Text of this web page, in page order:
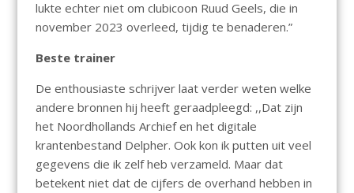
lukte echter niet om clubicoon Ruud Geels, die in
november 2023 overleed, tijdig te benaderen.”
Beste trainer
De enthousiaste schrijver laat verder weten welke
andere bronnen hij heeft geraadpleegd: ,,Dat zijn
het Noordhollands Archief en het digitale
krantenbestand Delpher. Ook kon ik putten uit veel
gegevens die ik zelf heb verzameld. Maar dat
betekent niet dat de cijfers de overhand hebben in